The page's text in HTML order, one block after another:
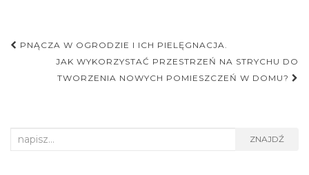
Nawigacja
postu
PNĄCZA W OGRODZIE I ICH PIELĘGNACJA.
JAK WYKORZYSTAĆ PRZESTRZEŃ NA STRYCHU DO
TWORZENIA NOWYCH POMIESZCZEŃ W DOMU?
Search
ZNAJDŹ